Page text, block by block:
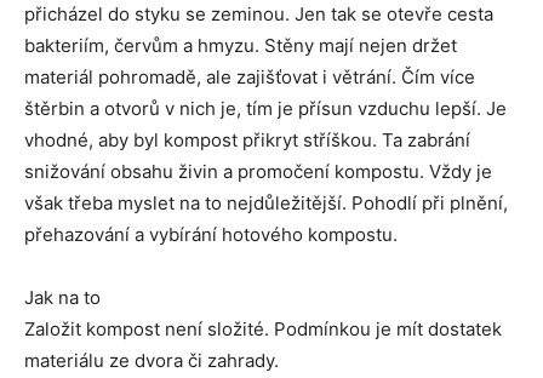
přicházel do styku se zeminou. Jen tak se otevře cesta
bakteriím, červům a hmyzu. Stěny mají nejen držet
materiál pohromadě, ale zajišťovat i větrání. Čím více
štěrbin a otvorů v nich je, tím je přísun vzduchu lepší. Je
vhodné, aby byl kompost přikryt stříškou. Ta zabrání
snižování obsahu živin a promočení kompostu. Vždy je
však třeba myslet na to nejdůležitější. Pohodlí při plnění,
přehazování a vybírání hotového kompostu.
Jak na to
Založit kompost není složité. Podmínkou je mít dostatek
materiálu ze dvora či zahrady.